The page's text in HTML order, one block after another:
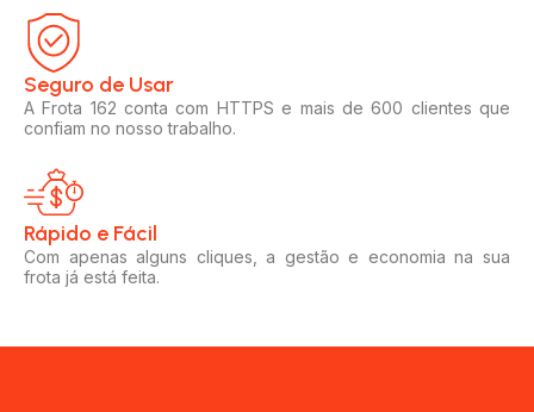
Seguro de Usar​
A Frota 162 conta com HTTPS e mais de 600 clientes que
confiam no nosso trabalho.
Rápido e Fácil​
Com apenas alguns cliques, a gestão e economia na sua
frota já está feita.